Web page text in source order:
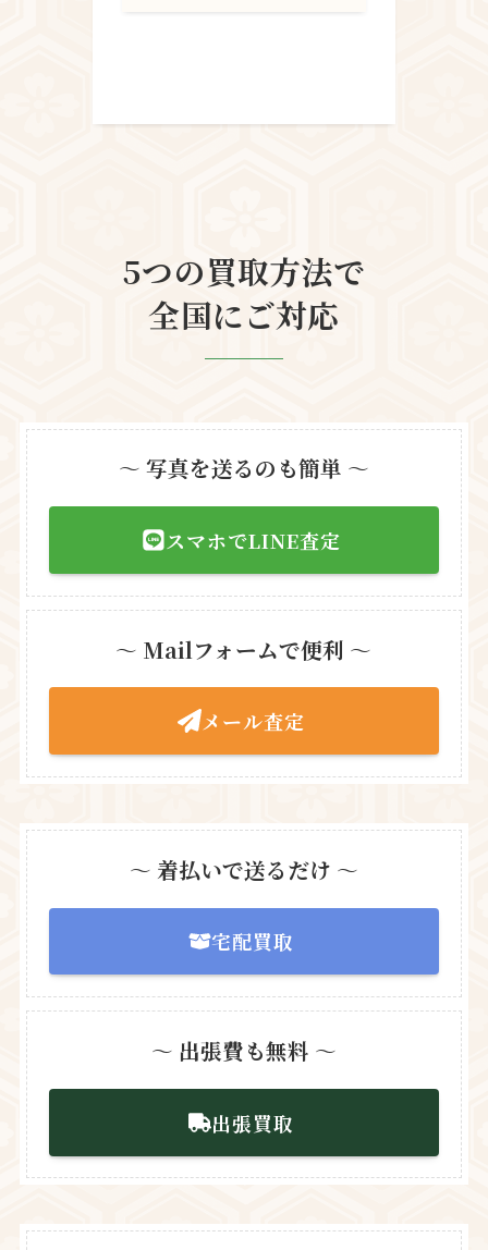
5つの買取方法で
全国にご対応
〜 写真を送るのも簡単 〜
スマホでLINE査定
〜 Mailフォームで便利 〜
メール査定
〜 着払いで送るだけ 〜
宅配買取
〜 出張費も無料 〜
出張買取